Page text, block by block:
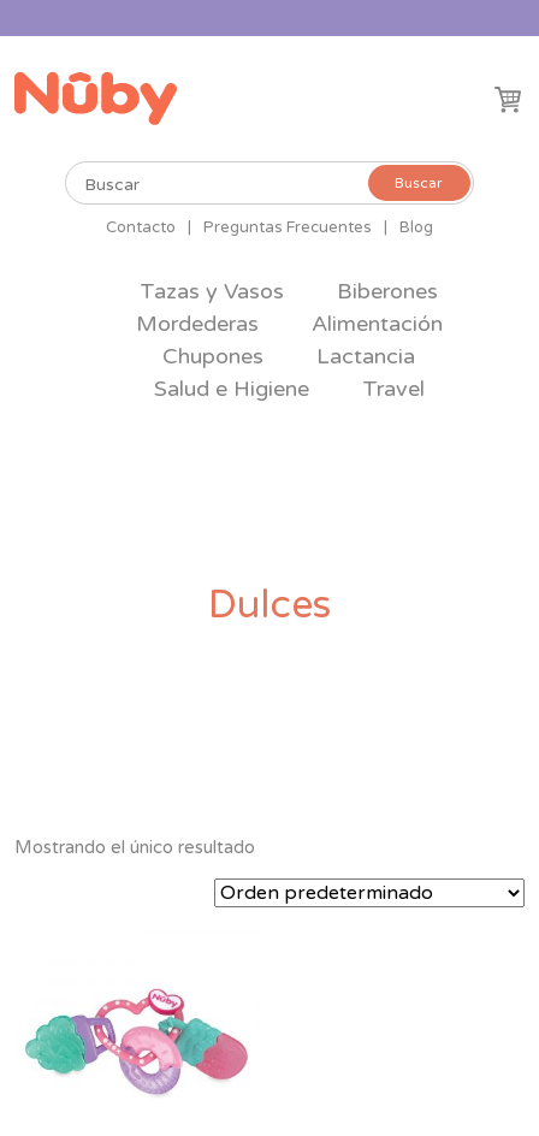
Buscar
Buscar
Contacto Preguntas Frecuentes Blog
Tazas y Vasos
Biberones
Mordederas
Alimentación
Chupones
Lactancia
Salud e Higiene
Travel
Dulces
Mostrando el único resultado